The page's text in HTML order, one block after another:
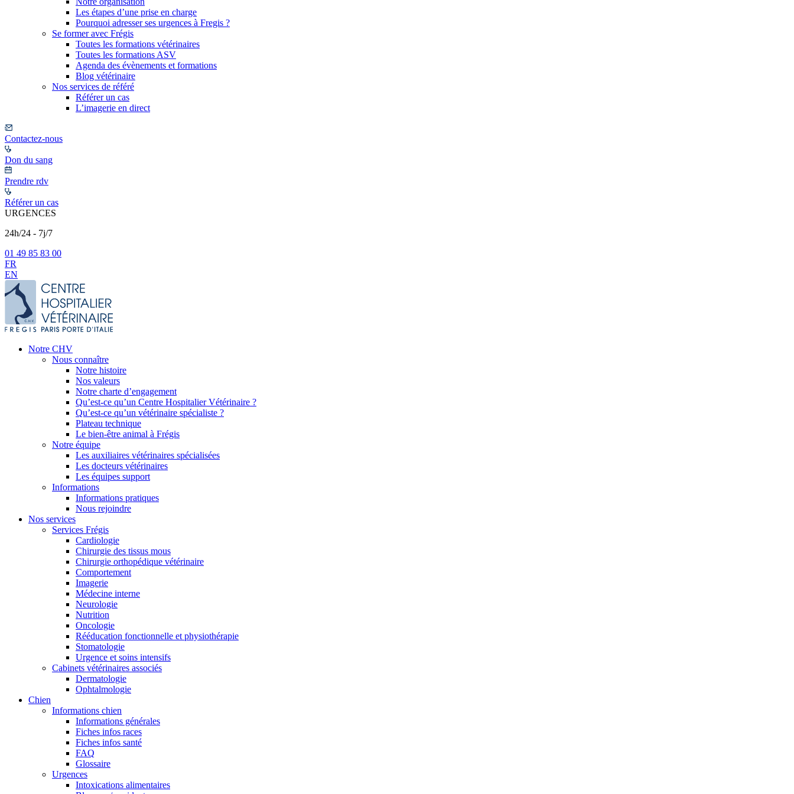
Les étapes d’une prise en charge
Pourquoi adresser ses urgences à Fregis ?
Se former avec Frégis
Toutes les formations vétérinaires
Toutes les formations ASV
Agenda des évènements et formations
Blog vétérinaire
Nos services de référé
Référer un cas
L’imagerie en direct
Contactez-nous
Don du sang
Prendre rdv
Référer un cas
URGENCES
24h/24 - 7j/7
01 49 85 83 00
FR
EN
Notre CHV
Nous connaître
Notre histoire
Nos valeurs
Notre charte d’engagement
Qu’est-ce qu’un Centre Hospitalier Vétérinaire ?
Qu’est-ce qu’un vétérinaire spécialiste ?
Plateau technique
Le bien-être animal à Frégis
Notre équipe
Les auxiliaires vétérinaires spécialisées
Les docteurs vétérinaires
Les équipes support
Informations
Informations pratiques
Nous rejoindre
Nos services
Services Frégis
Cardiologie
Chirurgie des tissus mous
Chirurgie orthopédique vétérinaire
Comportement
Imagerie
Médecine interne
Neurologie
Nutrition
Oncologie
Rééducation fonctionnelle et physiothérapie
Stomatologie
Urgence et soins intensifs
Cabinets vétérinaires associés
Dermatologie
Ophtalmologie
Chien
Informations chien
Informations générales
Fiches infos races
Fiches infos santé
FAQ
Glossaire
Urgences
Intoxications alimentaires